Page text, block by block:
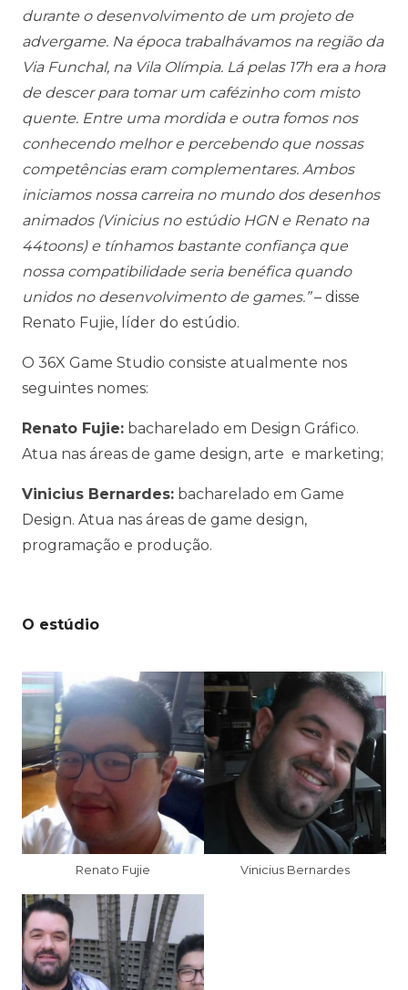
durante o desenvolvimento de um projeto de
advergame. Na época trabalhávamos na região da
Via Funchal, na Vila Olímpia. Lá pelas 17h era a hora
de descer para tomar um cafézinho com misto
quente. Entre uma mordida e outra fomos nos
conhecendo melhor e percebendo que nossas
competências eram complementares. Ambos
iniciamos nossa carreira no mundo dos desenhos
animados (Vinicius no estúdio HGN e Renato na
44toons) e tínhamos bastante confiança que
nossa compatibilidade seria benéfica quando
unidos no desenvolvimento de games.”– disse
Renato Fujie, líder do estúdio.
O 36X Game Studio consiste atualmente nos
seguintes nomes:
Renato Fujie: bacharelado em Design Gráfico.
Atua nas áreas de game design, arte e marketing;
Vinicius Bernardes: bacharelado em Game
Design. Atua nas áreas de game design,
programação e produção.
O estúdio
Renato Fujie Vinicius Bernardes